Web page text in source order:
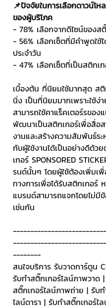
📌ปัจจัยในการเลือกดาวน์โ
ของผู้บริโภค
- 78% เลือกจากดีไซน์ของส
- 56% เลือกเซ็ตที่มีคำพูดใช้
ประจำวัน
- 47% เลือกเซ็ตที่เป็นสติกเ
เบื้องต้น ที่นิยมใช้มากสุด ส
นิ่ง เป็นที่นิยมมากเพราะใช้ง่
สามารถใช้คาแร็คเตอร์รของ
พัฒนาเป็นสติกเกอร์เพื่อสื่อส
งานและสร้างความสัมพันธ์ร
กับผู้ใช้งานได้เป็นอย่างดีด้ว
เกอร์ SPONSORED
รนด์นั้นๆ โดยผู้ใช้ต้องเพิ่มเ
ทางการเพื่อได้รับสติกเกอร์
แบรนด์สามารถแจกโดยไม่มี
เช่นกัน
--------
สนใจบริการ รับวาดการ์ตูน
รับทำสติ๊กเกอร์ไลน์ภาพวาด
สติ๊กเกอร์ไลน์ภาพถ่าย | รับ
ไลน์ดารา | รับทำสติ๊กเกอร์ไ